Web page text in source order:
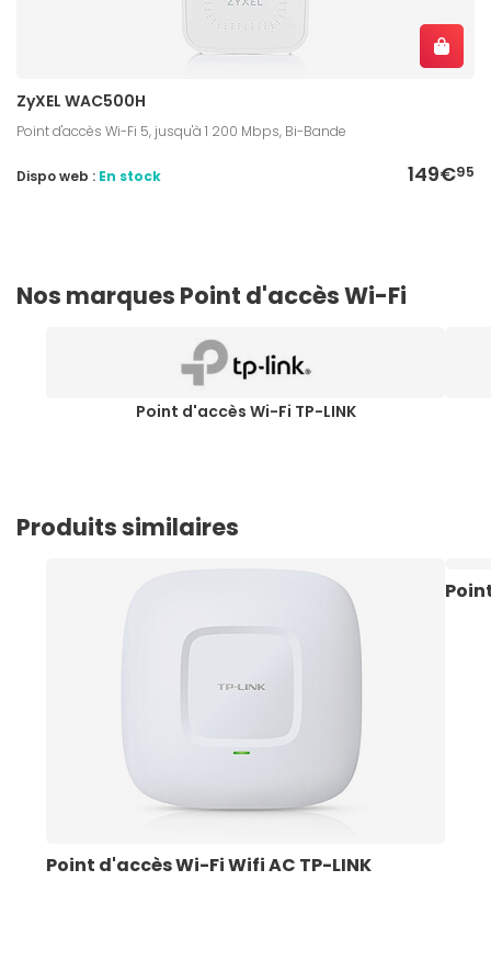
ZyXEL WAC500H
Point d'accès Wi-Fi 5, jusqu'à 1 200 Mbps, Bi-Bande
149€95
Dispo web : En stock
Nos marques Point d'accès Wi-Fi
Point d'accès Wi-Fi TP-LINK
Produits similaires
Point d'accès Wi-Fi Wifi AC TP-LINK